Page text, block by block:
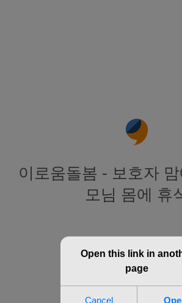
이로움돌봄 - 보호자
모님 몸에 휴